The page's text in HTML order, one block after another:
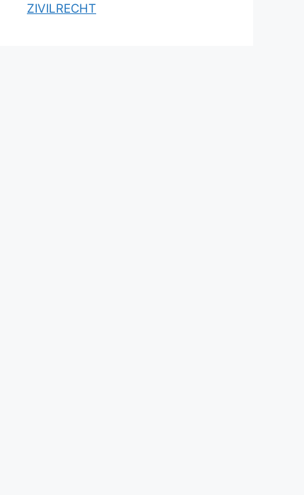
ZIVILRECHT